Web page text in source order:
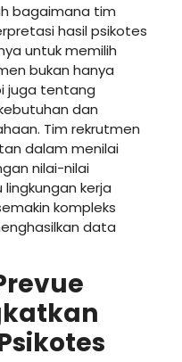
bagaimana tim
hasil psikotes
untuk memilih
bukan hanya
juga tentang
dan
Tim rekrutmen
dalam menilai
nilai-nilai
kerja
kompleks
data